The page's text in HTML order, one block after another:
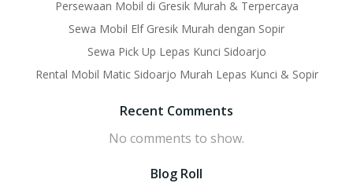
Persewaan Mobil di Gresik Murah & Terpercaya
Sewa Mobil Elf Gresik Murah dengan Sopir
Sewa Pick Up Lepas Kunci Sidoarjo
Rental Mobil Matic Sidoarjo Murah Lepas Kunci & Sopir
Recent Comments
No comments to show.
Blog Roll